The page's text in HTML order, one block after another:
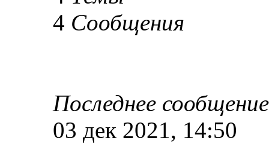
4 Сообщения
Последнее сообщение
03 дек 2021, 14:50